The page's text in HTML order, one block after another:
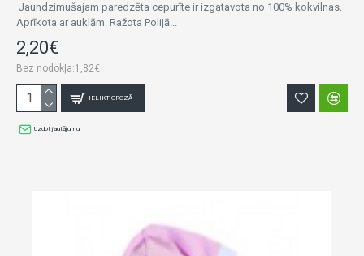
Jaundzimušajam paredzēta cepurīte ir izgatavota no 100% kokvilnas.
Aprīkota ar auklām. Ražota Polijā...
2,20€
Bez nodokļa:1,82€
IELIKT GROZĀ
Uzdot jautājumu